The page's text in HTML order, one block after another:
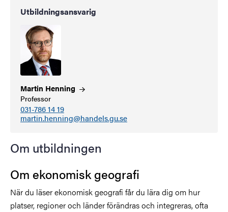
Utbildningsansvarig
Martin Henning
Professor
031-786 14 19
martin.henning@handels.gu.se
Om utbildningen
Om ekonomisk geografi
När du läser ekonomisk geografi får du lära dig om hur
platser, regioner och länder förändras och integreras, ofta